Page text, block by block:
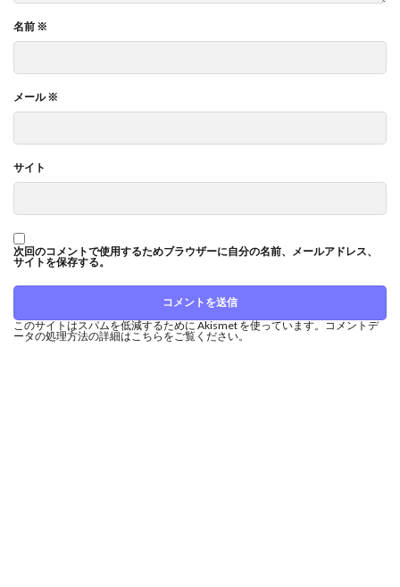
名前 ※
メール※
サイト
次回のコメントで使用するためブラウザーに自分の名前、メールアドレス、
サイトを保存する。
このサイトはスパムを低減するために Akismet を使っています。コメントデ
ータの処理方法の詳細はこちらをご覧ください。